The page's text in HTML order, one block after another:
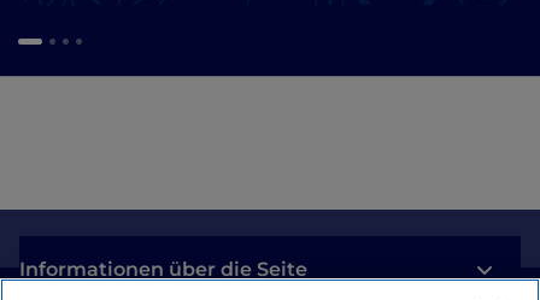
Informationen über die Seite